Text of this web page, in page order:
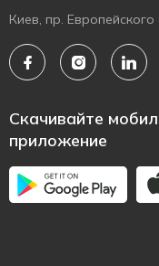
Киев, пр.
Скачивайте
приложение